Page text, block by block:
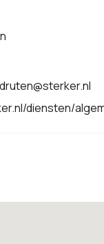
diensten/